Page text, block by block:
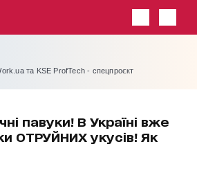
та KSE ProfTech - спецпроєкт
павуки! В Україні вже
ОТРУЙНИХ укусів! Як